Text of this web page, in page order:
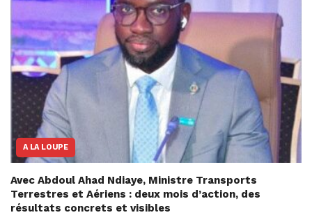
A LA LOUPE
Avec Abdoul Ahad Ndiaye, Ministre Transports
Terrestres et Aériens : deux mois d’action, des
résultats concrets et visibles